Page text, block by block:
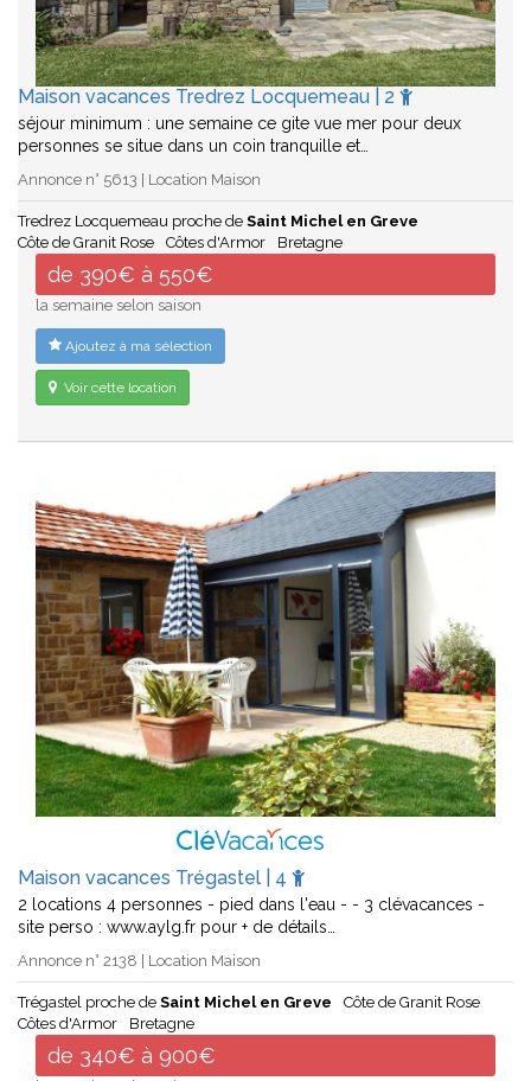
Maison vacances Tredrez Locquemeau | 2
séjour minimum : une semaine ce gite vue mer pour deux
personnes se situe dans un coin tranquille et…
Annonce n° 5613 | Location Maison
Tredrez Locquemeau proche de Saint Michel en Greve
Côte de Granit Rose
Côtes d'Armor Bretagne
de 390€ à 550€
la semaine selon saison
Ajoutez à ma sélection
Voir cette location
Maison vacances Trégastel | 4
2 locations 4 personnes - pied dans l'eau - - 3 clévacances -
site perso : www.aylg.fr pour + de détails…
Annonce n° 2138 | Location Maison
Trégastel proche de Saint Michel en Greve
Côte de Granit Rose
Côtes d'Armor
Bretagne
de 340€ à 900€